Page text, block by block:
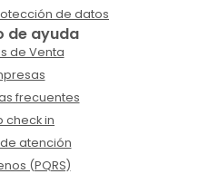
de datos
de ayuda
de Venta
frecuentes
check in
atención
(PQRS)